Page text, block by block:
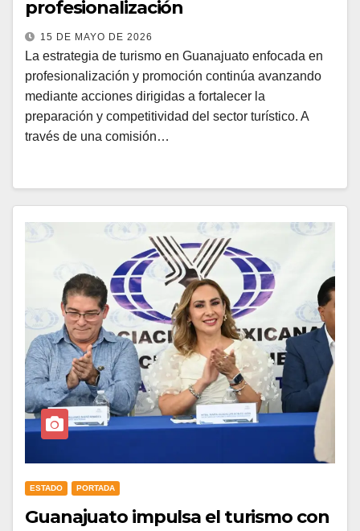
profesionalización
15 DE MAYO DE 2026
La estrategia de turismo en Guanajuato enfocada en
profesionalización y promoción continúa avanzando
mediante acciones dirigidas a fortalecer la
preparación y competitividad del sector turístico. A
través de una comisión…
ESTADO PORTADA
Guanajuato impulsa el turismo con